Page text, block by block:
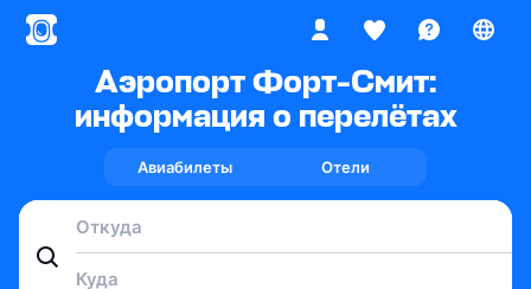
Аэропорт Форт-Смит:
информация о перелётах
Авиабилеты Отели